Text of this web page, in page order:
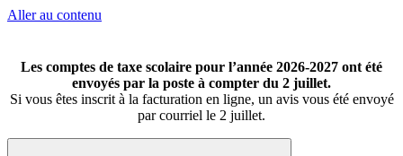
Aller au contenu
Les comptes de taxe scolaire pour l’année 2026-2027 ont été
envoyés par la poste à compter du 2 juillet.
Si vous êtes inscrit à la facturation en ligne, un avis vous été envoyé
par courriel le 2 juillet.